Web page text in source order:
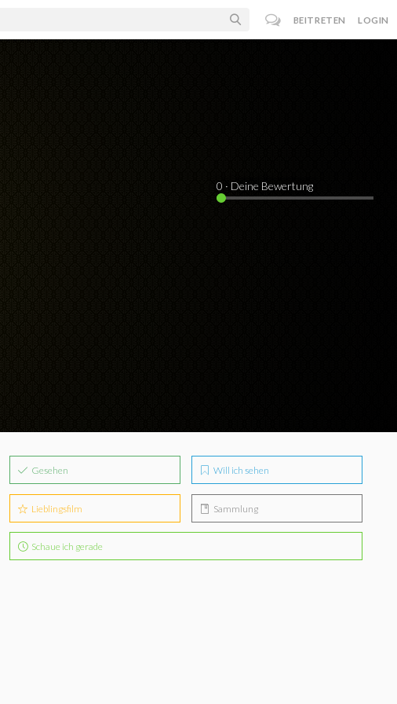
BEITRETEN LOGIN
0 · Deine Bewertung
Gesehen Will ich sehen
Lieblingsfilm Sammlung
Schaue ich gerade